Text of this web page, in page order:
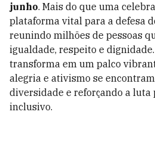
junho. Mais do que uma
plataforma vital para a defesa
reunindo milhões de pessoas
igualdade, respeito e
transforma em um palco
alegria e ativismo se
diversidade e reforçando a
inclusivo.